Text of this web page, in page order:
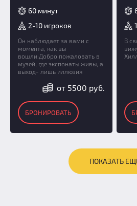
60 минут
2-10 игроков
Он наблюдает за вами с
момента, как вы
вошли:Добро пожаловать в
музей, где экспонаты живы, а
выход- лишь иллюзия
от 5500 руб.
БРОНИРОВАТЬ
В
ПОКАЗАТЬ